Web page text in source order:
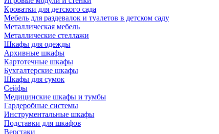
Кроватки для детского сада
Мебель для раздевалок и туалетов в детском саду
Металлическая мебель
Металлические стеллажи
Шкафы для одежды
Архивные шкафы
Картотечные шкафы
Бухгалтерские шкафы
Шкафы для сумок
Сейфы
Медицинские шкафы и тумбы
Гардеробные системы
Инструментальные шкафы
Подставки для шкафов
Верстаки